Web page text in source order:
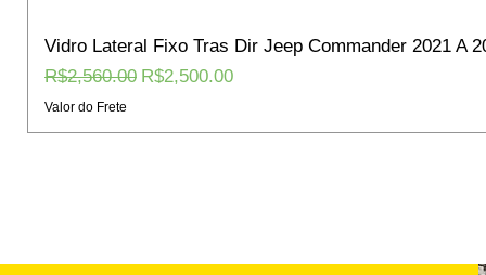
Vidro Lateral Fixo Tras Dir Jeep Commander 2021 A
Regular Price
R$2,560.00 Sale Price
R$2,500.00
Valor do Frete